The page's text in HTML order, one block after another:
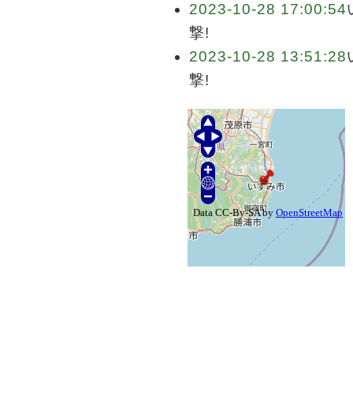
2023-10-28 17:00:54
撃!
2023-10-28 13:51:28
撃!